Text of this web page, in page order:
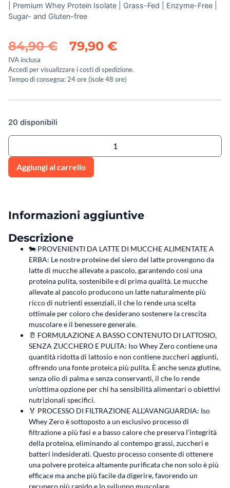
| Premium Whey Protein Isolate | Grass-Fed | Enzyme-Free |
Sugar- and Gluten-free
84,90€ 79,90 €
IVA inclusa
Accedi per visualizzare i costi di spedizione.
Tempo di consegna: 24 ore (isole 48 ore)
20 disponibili
Aggiungi al carrello
Informazioni aggiuntive
Descrizione
🐄 PROVENIENTI DA LATTE DI MUCCHE ALIMENTATE A
ERBA: Le nostre proteine del siero del latte provengono da
latte di mucche allevate a pascolo, garantendo così una
proteina pulita, sostenibile e di prima qualità. Le mucche
allevate al pascolo producono un latte naturalmente più
ricco di nutrienti essenziali, il che lo rende una scelta
ottimale per coloro che desiderano sostenere la crescita
muscolare e il benessere generale.
🥛 FORMULAZIONE A BASSO CONTENUTO DI LATTOSIO,
SENZA ZUCCHERO E PULITA: Iso Whey Zero contiene una
quantità ridotta di lattosio e non contiene zuccheri aggiunti,
offrendo una fonte proteica più pulita. È anche senza glutine,
senza olio di palma e senza conservanti, il che lo rende
un’ottima opzione per chi ha sensibilità alimentari o obiettivi
nutrizionali specifici.
🏅 PROCESSO DI FILTRAZIONE ALL’AVANGUARDIA: Iso
Whey Zero è sottoposto a un esclusivo processo di
filtrazione a più fasi e a basso calore che preserva l’integrità
della proteina, eliminando al contempo grassi, zuccheri e
batteri indesiderati. Questo processo consente di ottenere
una polvere proteica altamente purificata che non solo è più
efficace ma anche più facile da digerire, favorendo un